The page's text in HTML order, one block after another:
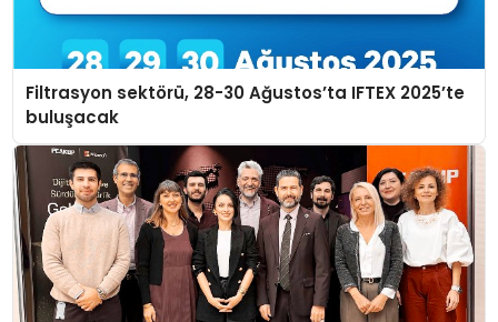
Filtrasyon sektörü, 28-30 Ağustos’ta IFTEX 2025’te
buluşacak